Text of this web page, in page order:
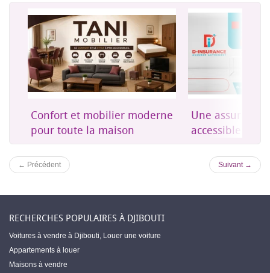
Confort et mobilier moderne
pour toute la maison
Une
accessible à
← Précédent Suivant →
RECHERCHES POPULAIRES À DJIBOUTI
Voitures à vendre à Djibouti, Louer une voiture
Appartements à louer
Maisons à vendre